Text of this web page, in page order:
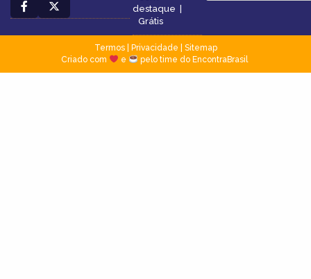
destaque |
Grátis
Termos| Privacidade
Sitemap
Criado com
e pelo time do EncontraBrasil